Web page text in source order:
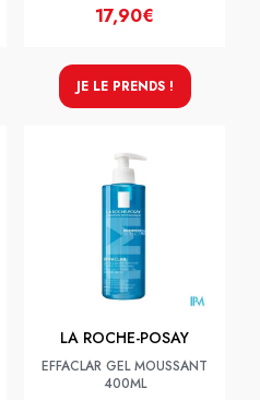
17,90€
JE LE PRENDS !
LA ROCHE-POSAY
EFFACLAR GEL MOUSSANT
400ML